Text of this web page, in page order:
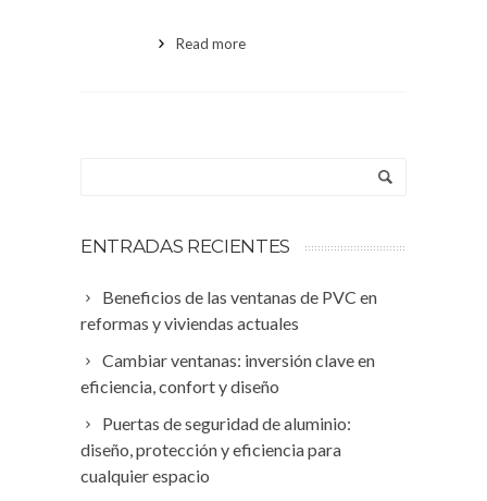
Read more
ENTRADAS RECIENTES
Beneficios de las ventanas de PVC en
reformas y viviendas actuales
Cambiar ventanas: inversión clave en
eficiencia, confort y diseño
Puertas de seguridad de aluminio:
diseño, protección y eficiencia para
cualquier espacio